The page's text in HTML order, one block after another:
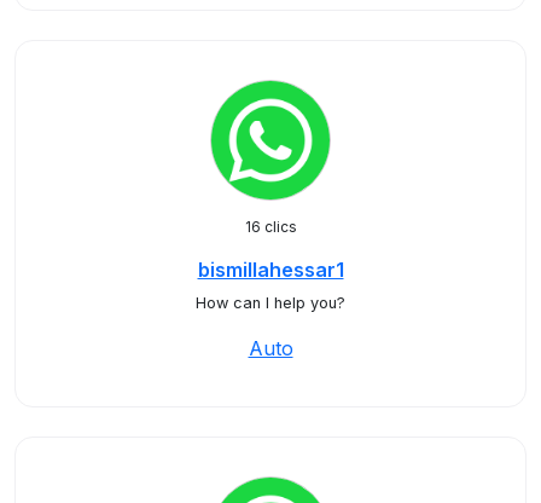
16 clics
bismillahessar1
How can I help you?
Auto